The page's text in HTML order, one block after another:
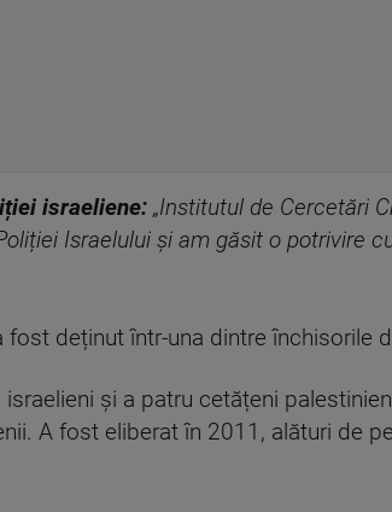
israeliene: „Institutul de Cercetări
Israelului și am găsit o potrivire
deținut într-una dintre închisorile
și a patru cetățeni
A fost eliberat în 2011, alături de